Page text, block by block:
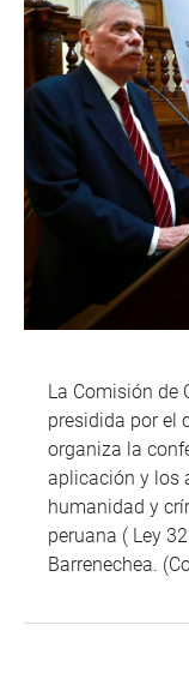
La Comisión de
presidida por el
organiza la
aplicación y los
humanidad y
peruana ( Ley
Barrenechea.